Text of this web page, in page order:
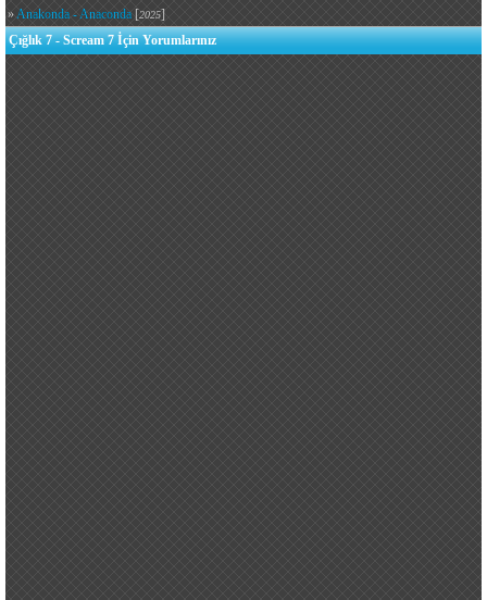
»Anakonda - Anaconda [2025]
Çığlık 7 - Scream 7 İçin Yorumlarınız